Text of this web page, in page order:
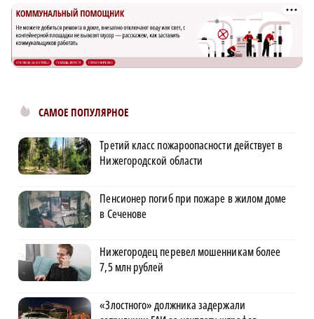
САМОЕ ПОПУЛЯРНОЕ
Третий класс пожароопасности действует в
Нижегородской области
Пенсионер погиб при пожаре в жилом доме
в Сеченове
Нижегородец перевел мошенникам более
7,5 млн рублей
«Злостного» должника задержали